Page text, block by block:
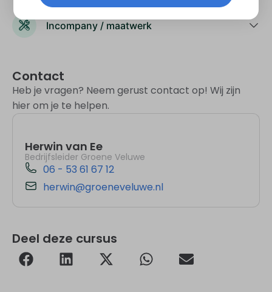
Incompany / maatwerk
Contact
Heb je vragen? Neem gerust contact op! Wij zijn
hier om je te helpen.
Herwin van Ee
Bedrijfsleider Groene Veluwe
06 - 53 61 67 12
herwin@groeneveluwe.nl
Deel deze cursus